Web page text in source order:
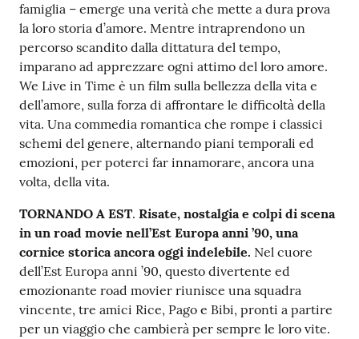
Seguici
su
famiglia – emerge una verità che mette a dura prova
la loro storia d’amore. Mentre intraprendono un
percorso scandito dalla dittatura del tempo,
imparano ad apprezzare ogni attimo del loro amore.
We Live in Time è un film sulla bellezza della vita e
dell’amore, sulla forza di affrontare le difficoltà della
vita. Una commedia romantica che rompe i classici
schemi del genere, alternando piani temporali ed
emozioni, per poterci far innamorare, ancora una
volta, della vita.
TORNANDO A EST. Risate, nostalgia e colpi di scena
in un road movie nell’Est Europa anni ’90, una
cornice storica ancora oggi indelebile. Nel cuore
dell’Est Europa anni ’90, questo divertente ed
emozionante road movier riunisce una squadra
vincente, tre amici Rice, Pago e Bibi, pronti a partire
per un viaggio che cambierà per sempre le loro vite.